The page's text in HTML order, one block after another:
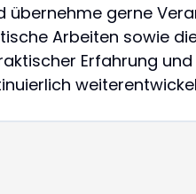
übernehme gerne
Arbeiten sowie
Erfahrung